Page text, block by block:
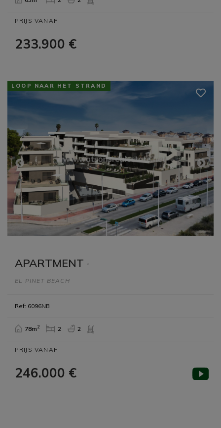
PRIJS VANAF
233.900 €
LOOP NAAR HET STRAND
APARTMENT ·
EL PINET BEACH
Ref: 6096NB
78m2 2 2
PRIJS VANAF
246.000 €